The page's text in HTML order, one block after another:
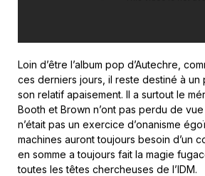
Loin d’être l’album pop d’Autechre,
ces derniers jours, il reste destiné à un
son relatif apaisement. Il a surtout le
Booth et Brown n’ont pas perdu de
n’était pas un exercice d’onanisme
machines auront toujours besoin d’un
en somme a toujours fait la magie
toutes les têtes chercheuses de l’IDM.